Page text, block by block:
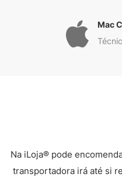
Mac
Na iLoja® pode
transportadora irá até si